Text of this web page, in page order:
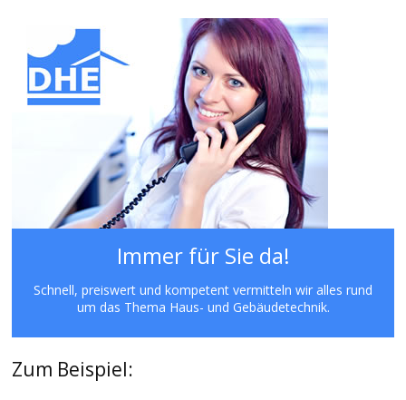
Immer für Sie da!
Schnell, preiswert und kompetent vermitteln wir alles rund
um das Thema Haus- und Gebäudetechnik.
Zum Beispiel: